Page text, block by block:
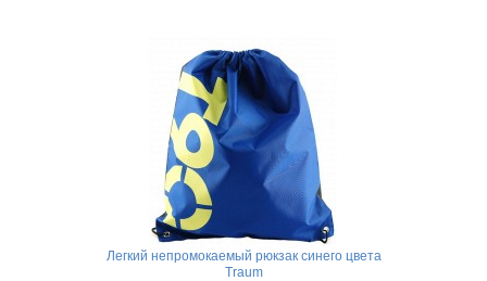
Легкий непромокаемый рюкзак синего цвета
Traum